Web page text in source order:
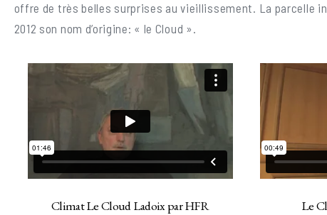
offre de très belles surprises au vieillissement. La parcelle
2012 son nom d’origine: « le Cloud ».
Climat Le Cloud Ladoix par HFR Le